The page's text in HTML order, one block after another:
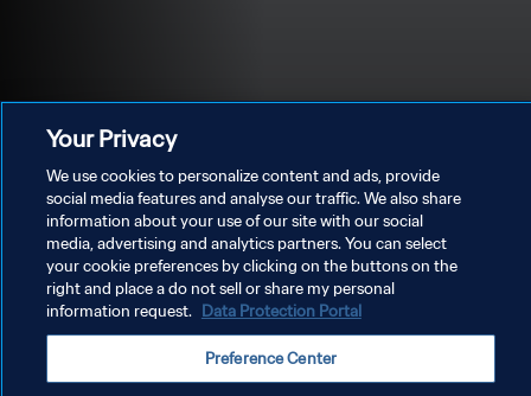
PRIVACY POLICY
TERMINI DI SERVIZIO
GESTISCI LE TUE PREFERENZE PER I COOKIES
Copyright © 1994 - 2026 FIFA. Tutti i diritti riservati.
Your Privacy
We use cookies to personalize content and ads, provide
social media features and analyse our traffic. We also share
information about your use of our site with our social
media, advertising and analytics partners. You can select
your cookie preferences by clicking on the buttons on the
right and place a do not sell or share my personal
information request. Data Protection Portal
Preference Center